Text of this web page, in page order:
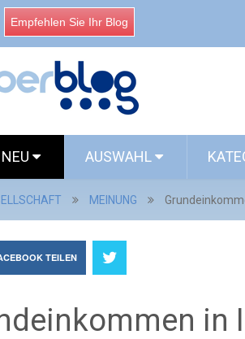
Empfehlen Sie Ihr Blog
NEU AUSWAHL
MEINUNG
TEILEN
in